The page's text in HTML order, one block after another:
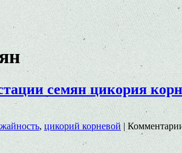
семян цикория
,цикорий корневой |